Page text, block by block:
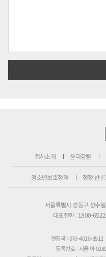
회사소개 윤리강령
청소년보호정책 정정·반
서울특별시 성동구 성수
대표전화 : 1800-6522
편집국 : 070-4010-8512
등록번호 : 서울 아